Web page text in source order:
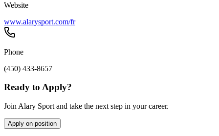
Website
www.alarysport.com/fr
Phone
(450) 433-8657
Ready to Apply?
Join Alary Sport and take the next step in your career.
Apply on position